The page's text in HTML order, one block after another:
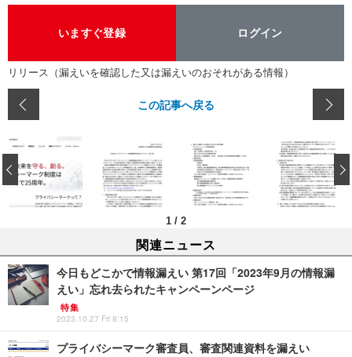
いますぐ登録 ログイン
リリース（漏えいを確認した又は漏えいのおそれがある情報）
この記事へ戻る
1 / 2
‹
関連ニュース
今日もどこかで情報漏えい 第17回「2023年9月の情報漏
えい」忘れ去られたキャンペーンページ
特集
2023.10.27 Fri 8:15
プライバシーマーク審査員、審査関連資料を漏えい